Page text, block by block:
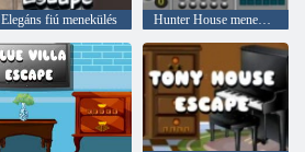
Elegáns fiú menekülés Hunter House menekülés